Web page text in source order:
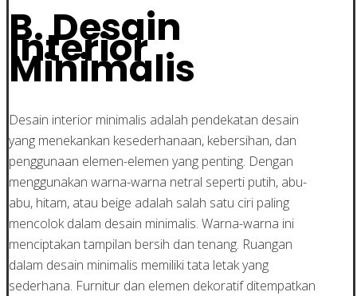
B. Desain
Interior
Minimalis
Desain interior minimalis adalah pendekatan desain
yang menekankan kesederhanaan, kebersihan, dan
penggunaan elemen-elemen yang penting. Dengan
menggunakan warna-warna netral seperti putih, abu-
abu, hitam, atau beige adalah salah satu ciri paling
mencolok dalam desain minimalis. Warna-warna ini
menciptakan tampilan bersih dan tenang. Ruangan
dalam desain minimalis memiliki tata letak yang
sederhana. Furnitur dan elemen dekoratif ditempatkan